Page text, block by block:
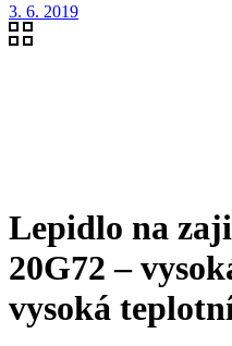
3. 6. 2019
Lepidlo na
20G72 –
vysoká